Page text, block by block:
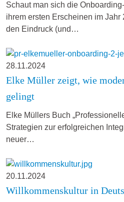
Schaut man sich die
ihrem ersten Erscheinen im Jahr
den Eindruck (und…
28.11.2024
Elke Müller zeigt, wie
gelingt
Elke Müllers Buch
Strategien zur erfolgreichen
neuer…
20.11.2024
Willkommenskultur in